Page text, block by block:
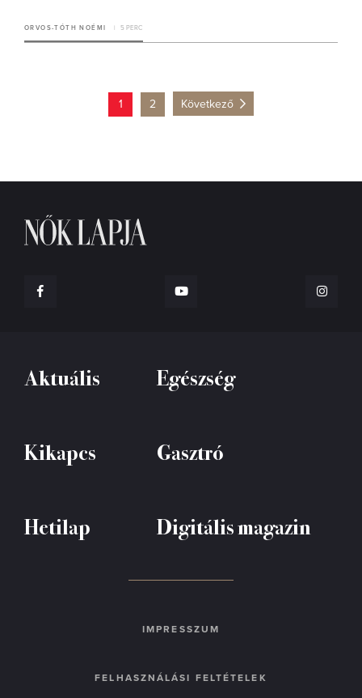
ORVOS-TÓTH NOÉMI 5 PERC
1 2 Következő
Aktuális Egészség
Kikapcs Gasztró
Hetilap Digitális magazin
IMPRESSZUM
FELHASZNÁLÁSI FELTÉTELEK